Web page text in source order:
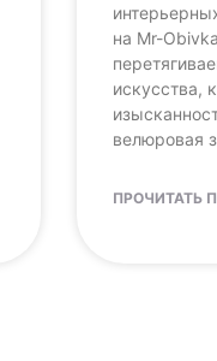
на Mr-
искусства,
велюровая
ПРОЧИТАТЬ